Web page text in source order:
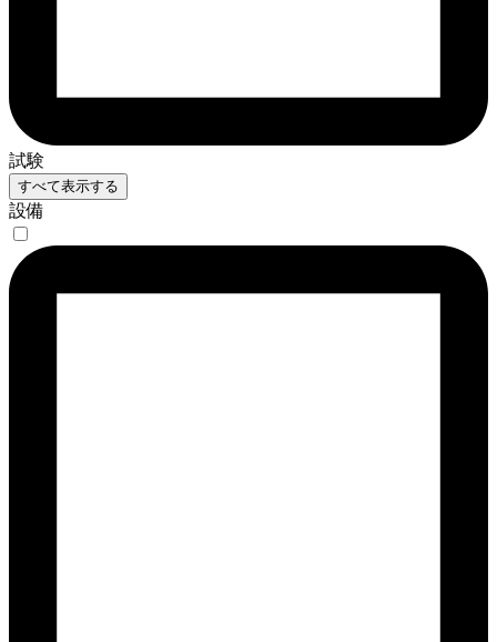
試験
すべて表示する
設備